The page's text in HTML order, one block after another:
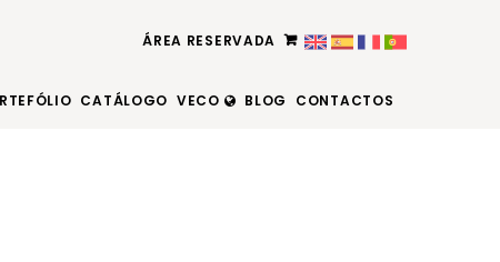
ÁREA RESERVADA
CATÁLOGO VECO BLOG CONTACTOS